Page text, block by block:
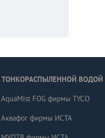
ВОДОЙ
AquaMist FOG фирмы TYCO
Аквафог фирмы ИСТА